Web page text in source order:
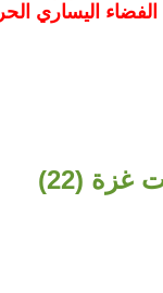
اليساري الحر
غزة (22)